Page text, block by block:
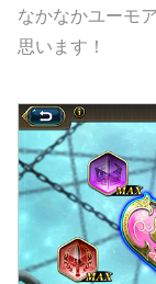
なかなかユーモ
思います！